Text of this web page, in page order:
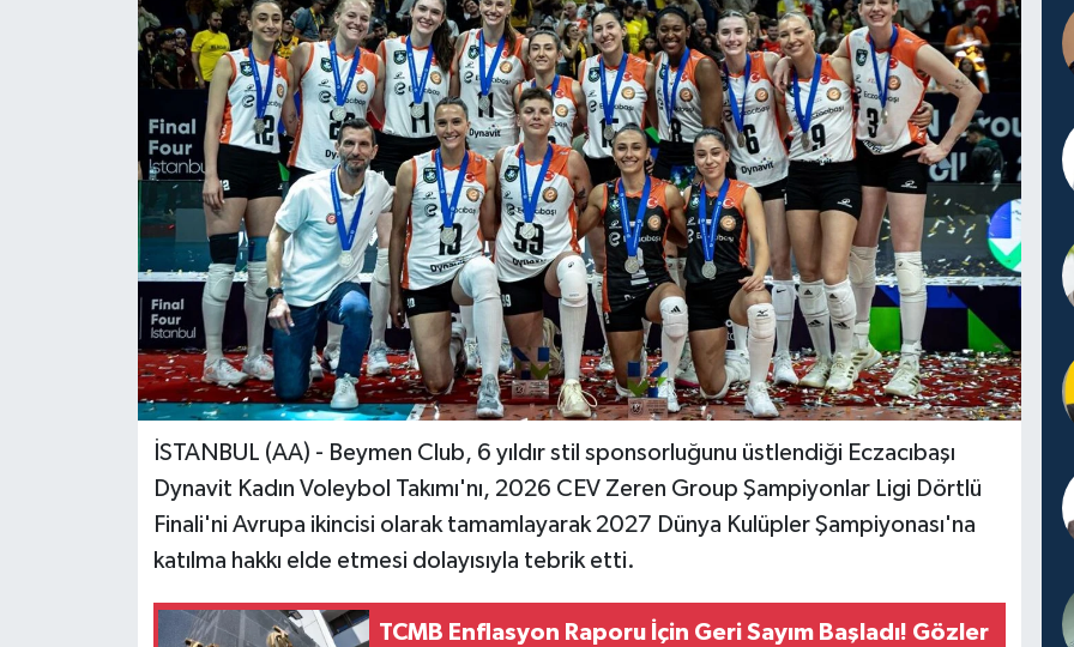
İSTANBUL (AA) - Beymen Club, 6 yıldır stil sponsorluğunu üstlendiği Eczacıbaşı
Dynavit Kadın Voleybol Takımı'nı, 2026 CEV Zeren Group Şampiyonlar Ligi Dörtlü
Finali'ni Avrupa ikincisi olarak tamamlayarak 2027 Dünya Kulüpler Şampiyonası'na
katılma hakkı elde etmesi dolayısıyla tebrik etti.
TCMB Enflasyon Raporu İçin Geri Sayım Başladı! Gözler